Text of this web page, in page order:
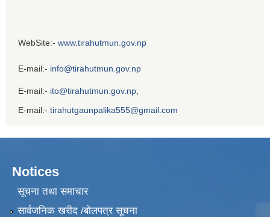
WebSite:- www.tirahutmun.gov.np
E-mail:- info@tirahutmun.gov.np
E-mail:- ito@tirahutmun.gov.np
E-mail:- tirahutgaunpalika555@gmail.com
Notices
सूचना तथा समाचार
सार्वजनिक खरीद /बोलपत्र सूचना